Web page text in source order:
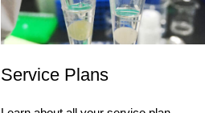
Service Plans